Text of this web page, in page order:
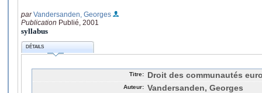
parVandersanden, Georges
Publication Publié, 2001
syllabus
DÉTAILS
Titre: Droit des communautés
Auteur: Vandersanden, Georges